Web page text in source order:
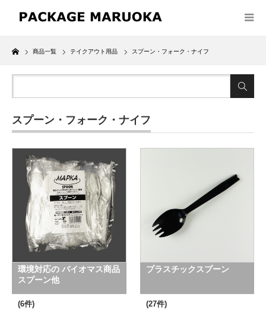
Home
商品一覧 テイクアウト用品 スプーン・フォーク・ナイフ
スプーン・フォーク・ナイフ
環境対応の バイオマス商品
スプーン他
(6件)
プラスチックスプーン
(27件)